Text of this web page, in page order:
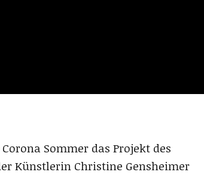
Sommer das Projekt des
Künstlerin Christine Gensheimer